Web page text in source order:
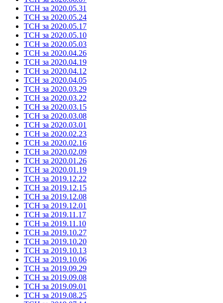
ТСН за 2020.05.31
ТСН за 2020.05.24
ТСН за 2020.05.17
ТСН за 2020.05.10
ТСН за 2020.05.03
ТСН за 2020.04.26
ТСН за 2020.04.19
ТСН за 2020.04.12
ТСН за 2020.04.05
ТСН за 2020.03.29
ТСН за 2020.03.22
ТСН за 2020.03.15
ТСН за 2020.03.08
ТСН за 2020.03.01
ТСН за 2020.02.23
ТСН за 2020.02.16
ТСН за 2020.02.09
ТСН за 2020.01.26
ТСН за 2020.01.19
ТСН за 2019.12.22
ТСН за 2019.12.15
ТСН за 2019.12.08
ТСН за 2019.12.01
ТСН за 2019.11.17
ТСН за 2019.11.10
ТСН за 2019.10.27
ТСН за 2019.10.20
ТСН за 2019.10.13
ТСН за 2019.10.06
ТСН за 2019.09.29
ТСН за 2019.09.08
ТСН за 2019.09.01
ТСН за 2019.08.25